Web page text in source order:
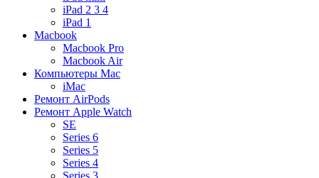
iPad 2 3 4
iPad 1
Macbook
Macbook Pro
Macbook Air
Компьютеры Mac
iMac
Ремонт AirPods
Ремонт Apple Watch
SE
Series 6
Series 5
Series 4
Series 3